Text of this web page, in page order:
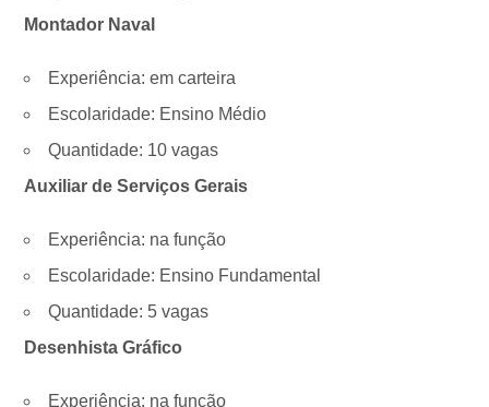
Montador Naval
Experiência: em carteira
Escolaridade: Ensino Médio
Quantidade: 10 vagas
Auxiliar de Serviços Gerais
Experiência: na função
Escolaridade: Ensino Fundamental
Quantidade: 5 vagas
Desenhista Gráfico
Experiência: na função